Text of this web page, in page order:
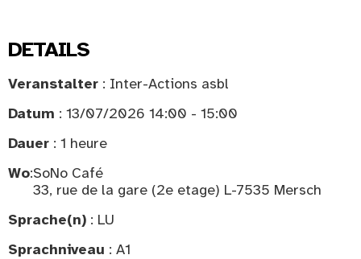
DETAILS
Veranstalter : Inter-Actions asbl
Datum : 13/07/2026 14:00 - 15:00
Dauer : 1 heure
Wo:SoNo Café
33, rue de la gare (2e etage) L-7535 Mersch
Sprache(n) : LU
Sprachniveau : A1